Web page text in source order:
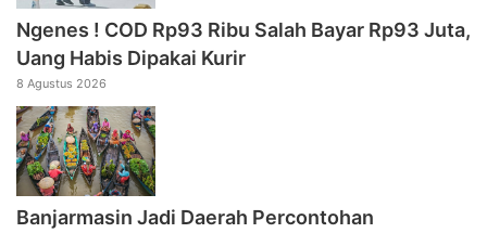
Ngenes ! COD Rp93 Ribu Salah Bayar Rp93 Juta,
Uang Habis Dipakai Kurir
8 Agustus 2026
Banjarmasin Jadi Daerah Percontohan